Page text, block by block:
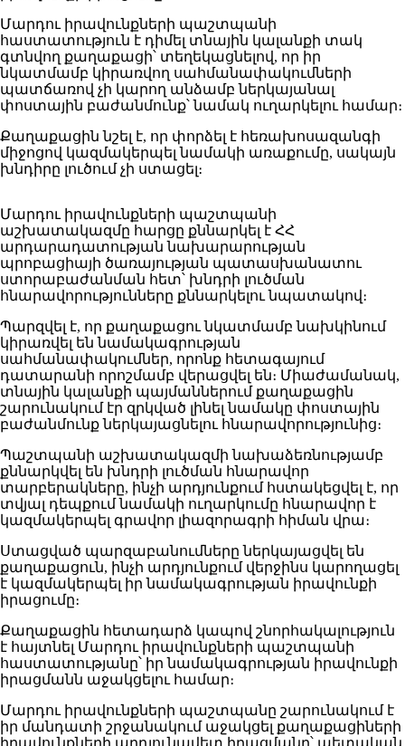
Մարդու իրավունքների պաշտպանի
հաստատություն է դիմել տնային կալանքի տակ
գտնվող քաղաքացի՝ տեղեկացնելով, որ իր
նկատմամբ կիրառվող սահմանափակումների
պատճառով չի կարող անձամբ ներկայանալ
փոստային բաժանմունք՝ նամակ ուղարկելու համար։
Քաղաքացին նշել է, որ փորձել է հեռախոսազանգի
միջոցով կազմակերպել նամակի առաքումը, սակայն
խնդիրը լուծում չի ստացել։
Մարդու իրավունքների պաշտպանի
աշխատակազմը հարցը քննարկել է ՀՀ
արդարադատության նախարարության
պրոբացիայի ծառայության պատասխանատու
ստորաբաժանման հետ՝ խնդրի լուծման
հնարավորությունները քննարկելու նպատակով։
Պարզվել է, որ քաղաքացու նկատմամբ նախկինում
կիրառվել են նամակագրության
սահմանափակումներ, որոնք հետագայում
դատարանի որոշմամբ վերացվել են։ Միաժամանակ,
տնային կալանքի պայմաններում քաղաքացին
շարունակում էր զրկված լինել նամակը փոստային
բաժանմունք ներկայացնելու հնարավորությունից։
Պաշտպանի աշխատակազմի նախաձեռնությամբ
քննարկվել են խնդրի լուծման հնարավոր
տարբերակները, ինչի արդյունքում հստակեցվել է, որ
տվյալ դեպքում նամակի ուղարկումը հնարավոր է
կազմակերպել գրավոր լիազորագրի հիման վրա։
Ստացված պարզաբանումները ներկայացվել են
քաղաքացուն, ինչի արդյունքում վերջինս կարողացել
է կազմակերպել իր նամակագրության իրավունքի
իրացումը։
Քաղաքացին հետադարձ կապով շնորհակալություն
է հայտնել Մարդու իրավունքների պաշտպանի
հաստատությանը՝ իր նամակագրության իրավունքի
իրացմանն աջակցելու համար։
Մարդու իրավունքների պաշտպանը շարունակում է
իր մանդատի շրջանակում աջակցել քաղաքացիների
իրավունքների արդյունավետ իրացմանը՝ պետական